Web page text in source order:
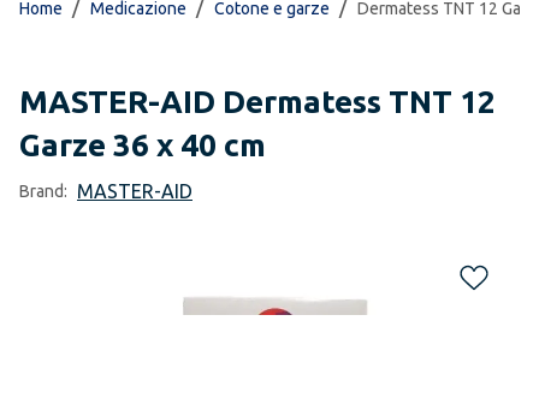
Home / Medicazione / Cotone e garze / Dermatess TNT 12
MASTER-AID Dermatess TNT 12
Garze 36 x 40 cm
Brand: MASTER-AID